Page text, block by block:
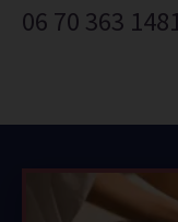
06 70 363